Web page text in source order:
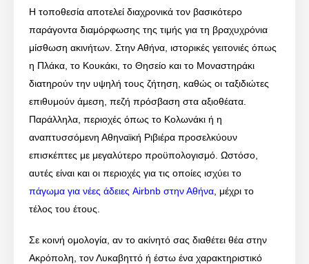
Η τοποθεσία αποτελεί διαχρονικά τον βασικότερο
παράγοντα διαμόρφωσης της τιμής για τη βραχυχρόνια
μίσθωση ακινήτων. Στην Αθήνα, ιστορικές γειτονιές όπως
η Πλάκα, το Κουκάκι, το Θησείο και το Μοναστηράκι
διατηρούν την υψηλή τους ζήτηση, καθώς οι ταξιδιώτες
επιθυμούν άμεση, πεζή πρόσβαση στα αξιοθέατα.
Παράλληλα, περιοχές όπως το Κολωνάκι ή η
αναπτυσσόμενη Αθηναϊκή Ριβιέρα προσελκύουν
επισκέπτες με μεγαλύτερο προϋπολογισμό. Ωστόσο,
αυτές είναι και οι περιοχές για τις οποίες ισχύει το
πάγωμα για νέες άδειες Airbnb στην Αθήνα , μέχρι το
τέλος του έτους.
Σε κοινή ομολογία, αν το ακίνητό σας διαθέτει θέα στην
Ακρόπολη, τον Λυκαβηττό ή έστω ένα χαρακτηριστικό